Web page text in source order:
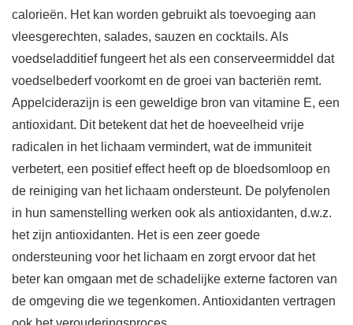
calorieën. Het kan worden gebruikt als toevoeging aan
vleesgerechten, salades, sauzen en cocktails. Als
voedseladditief fungeert het als een conserveermiddel dat
voedselbederf voorkomt en de groei van bacteriën remt.
Appelciderazijn is een geweldige bron van vitamine E, een
antioxidant. Dit betekent dat het de hoeveelheid vrije
radicalen in het lichaam vermindert, wat de immuniteit
verbetert, een positief effect heeft op de bloedsomloop en
de reiniging van het lichaam ondersteunt. De polyfenolen
in hun samenstelling werken ook als antioxidanten, d.w.z.
het zijn antioxidanten. Het is een zeer goede
ondersteuning voor het lichaam en zorgt ervoor dat het
beter kan omgaan met de schadelijke externe factoren van
de omgeving die we tegenkomen. Antioxidanten vertragen